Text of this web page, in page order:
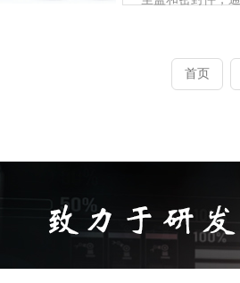
于将润滑剂保留
可能提供不同类
首页